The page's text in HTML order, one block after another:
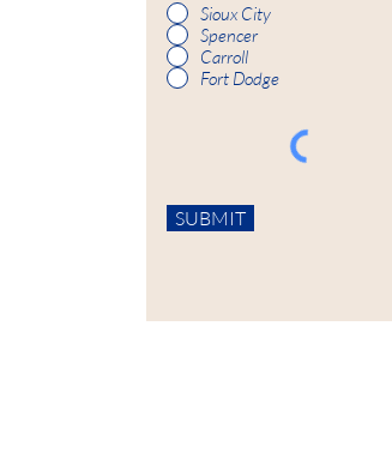
Sioux City
Spencer
Carroll
Fort Dodge
SUBMIT